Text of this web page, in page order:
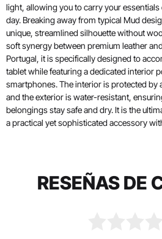
light, allowing you to carry your
day. Breaking away from typical Mud
unique, streamlined silhouette without
soft synergy between premium leather
Portugal, it is specifically designed to
tablet while featuring a dedicated interior
smartphones. The interior is protected by
and the exterior is water-resistant,
belongings stay safe and dry. It is the
a practical yet sophisticated accessory
RESEÑAS DE